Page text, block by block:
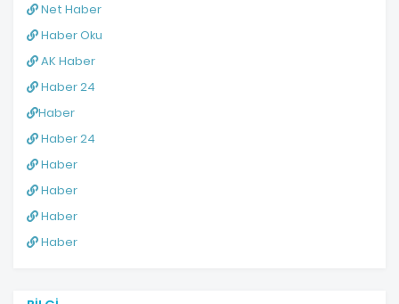
Net Haber
Haber Oku
AK Haber
Haber 24
Haber
Haber 24
Haber
Haber
Haber
Haber